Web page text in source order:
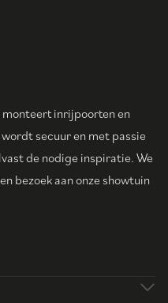
inrijpoorten en
secuur en met passie
de nodige inspiratie. We
bezoek aan onze showtuin